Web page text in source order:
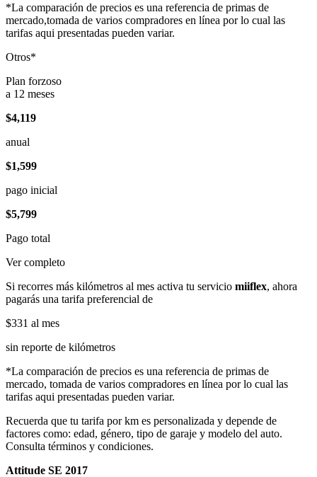
*La comparación de precios es una referencia de primas de
mercado,tomada de varios compradores en línea por lo cual las
tarifas aqui presentadas pueden variar.
Otros*
Plan forzoso
a 12 meses
$4,119
anual
$1,599
pago inicial
$5,799
Pago total
Ver completo
Si recorres más kilómetros al mes activa tu servicio miiflex, ahora
pagarás una tarifa preferencial de
$331 al mes
sin reporte de kilómetros
*La comparación de precios es una referencia de primas de
mercado, tomada de varios compradores en línea por lo cual las
tarifas aqui presentadas pueden variar.
Recuerda que tu tarifa por km es personalizada y depende de
factores como: edad, género, tipo de garaje y modelo del auto.
Consulta términos y condiciones.
Attitude SE 2017